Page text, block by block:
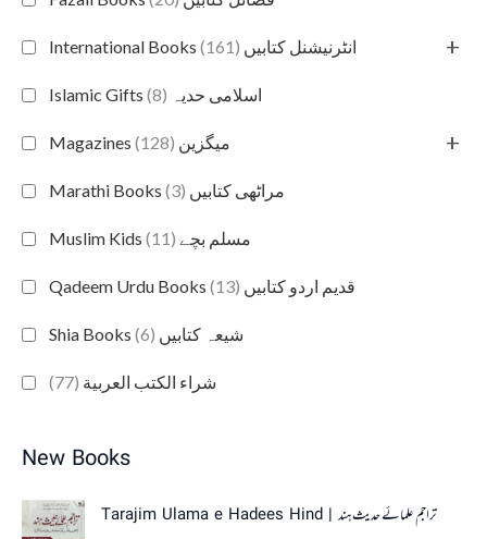
International Books انٹرنیشنل کتابیں (161) +
Islamic Gifts اسلامی حدیہ (8)
Magazines میگزین (128) +
Marathi Books مراٹھی کتابیں (3)
Muslim Kids مسلم بچے (11)
Qadeem Urdu Books قدیم اردو کتابیں (13)
Shia Books شیعہ کتابیں (6)
شراء الكتب العربية (77)
New Books
Tarajim Ulama e Hadees Hind | تراجم علمائے حديث ہند